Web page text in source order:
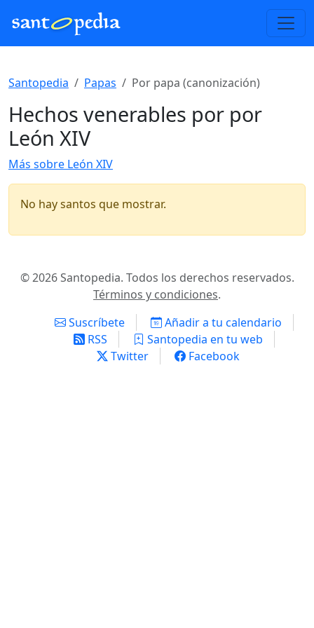
Santopedia Papas Por papa (canonización)
Hechos venerables por por
León XIV
Más sobre León XIV
No hay santos que mostrar.
© 2026 Santopedia. Todos los derechos reservados.
Términos y condiciones.
Suscríbete
Añadir a tu calendario
RSS
Santopedia en tu web
Twitter
Facebook